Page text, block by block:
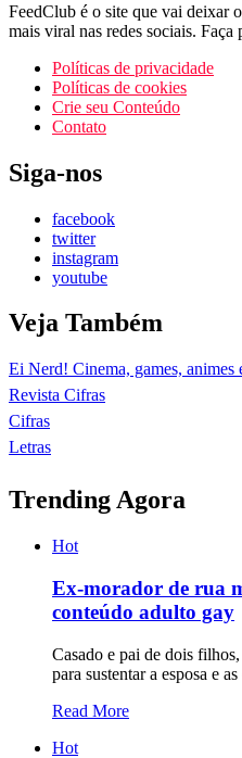
FeedClub é o site que vai deixar
mais viral nas redes sociais. Faça
Políticas de privacidade
Políticas de cookies
Crie seu Conteúdo
Contato
Siga-nos
facebook
twitter
instagram
youtube
Veja Também
Ei Nerd! Cinema, games, animes
Revista Cifras
Cifras
Letras
Trending Agora
Hot
Ex-morador de rua
conteúdo adulto gay
Casado e pai de dois
para sustentar a esposa e
Read More
Hot